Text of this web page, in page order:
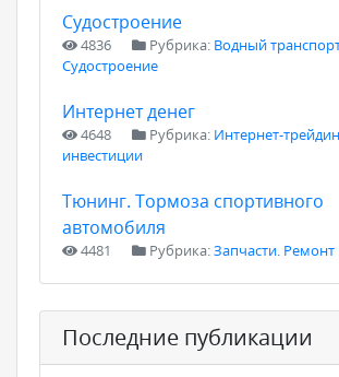
Судостроение
4836 Рубрика: Водный
Судостроение
Интернет денег
4648 Рубрика: Интернет-
инвестиции
Тюнинг. Тормоза спортивного
автомобиля
4481 Рубрика:Запчасти. Ремонт
Последние публикации